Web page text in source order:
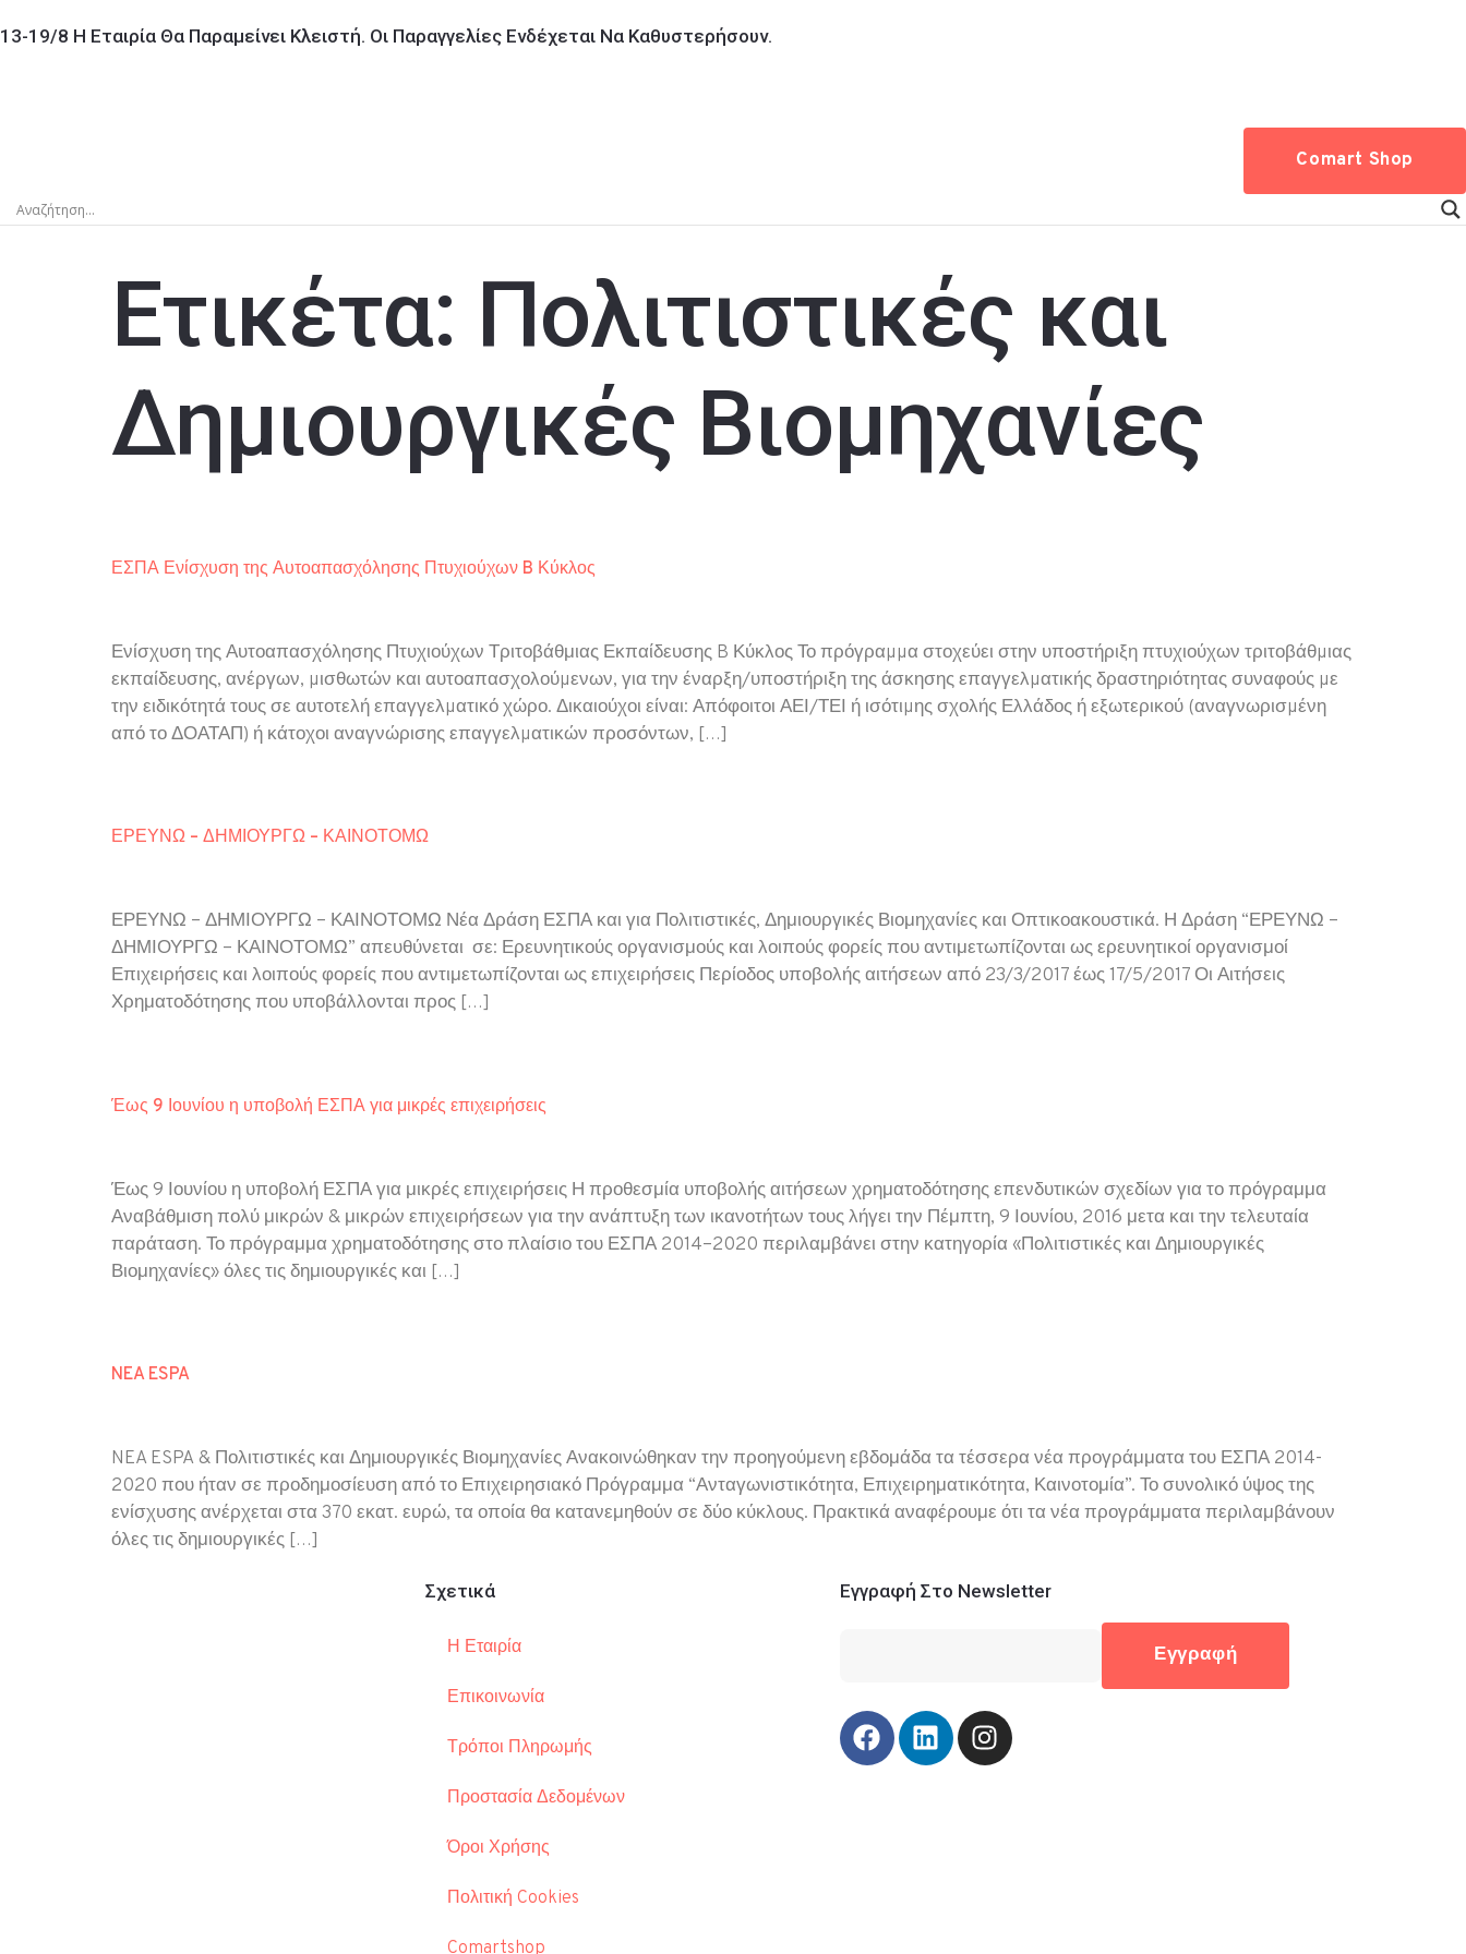
13-19/8 Η Εταιρία Θα Παραμείνει Κλειστή. Οι Παραγγελίες Ενδέχεται Να Καθυστερήσουν.
Comart Shop
Ετικέτα: Πολιτιστικές και
Δημιουργικές Βιομηχανίες
ΕΣΠΑ Ενίσχυση της Αυτοαπασχόλησης Πτυχιούχων B Κύκλος
Ενίσχυση της Αυτοαπασχόλησης Πτυχιούχων Τριτοβάθμιας Εκπαίδευσης B Κύκλος Το πρόγραµµα στοχεύει στην υποστήριξη πτυχιούχων τριτοβάθµιας
εκπαίδευσης, ανέργων, µισθωτών και αυτοαπασχολούµενων, για την έναρξη/υποστήριξη της άσκησης επαγγελµατικής δραστηριότητας συναφούς µε
την ειδικότητά τους σε αυτοτελή επαγγελµατικό χώρο. Δικαιούχοι είναι: Απόφοιτοι ΑΕΙ/ΤΕΙ ή ισότιµης σχολής Ελλάδος ή εξωτερικού (αναγνωρισµένη
από το ΔΟΑΤΑΠ) ή κάτοχοι αναγνώρισης επαγγελµατικών προσόντων, […]
ΕΡΕΥΝΩ – ΔΗΜΙΟΥΡΓΩ – ΚΑΙΝΟΤΟΜΩ
ΕΡΕΥΝΩ – ΔΗΜΙΟΥΡΓΩ – ΚΑΙΝΟΤΟΜΩ Νέα Δράση ΕΣΠΑ και για Πολιτιστικές, Δημιουργικές Βιομηχανίες και Οπτικοακουστικά. Η Δράση “ΕΡΕΥΝΩ –
ΔΗΜΙΟΥΡΓΩ – ΚΑΙΝΟΤΟΜΩ” απευθύνεται σε: Ερευνητικούς οργανισμούς και λοιπούς φορείς που αντιμετωπίζονται ως ερευνητικοί οργανισμοί
Επιχειρήσεις και λοιπούς φορείς που αντιμετωπίζονται ως επιχειρήσεις Περίοδος υποβολής αιτήσεων από 23/3/2017 έως 17/5/2017 Οι Αιτήσεις
Χρηματοδότησης που υποβάλλονται προς […]
Έως 9 Ιουνίου η υποβολή ΕΣΠΑ για μικρές επιχειρήσεις
Έως 9 Ιουνίου η υποβολή ΕΣΠΑ για μικρές επιχειρήσεις Η προθεσμία υποβολής αιτήσεων χρηματοδότησης επενδυτικών σχεδίων για το πρόγραμμα
Αναβάθμιση πολύ μικρών & μικρών επιχειρήσεων για την ανάπτυξη των ικανοτήτων τους λήγει την Πέμπτη, 9 Ιουνίου, 2016 μετα και την τελευταία
παράταση. Το πρόγραμμα χρηματοδότησης στο πλαίσιο του ΕΣΠΑ 2014–2020 περιλαμβάνει στην κατηγορία «Πολιτιστικές και Δημιουργικές
Βιομηχανίες» όλες τις δημιουργικές και […]
NEA ESPA
NEA ESPA & Πολιτιστικές και Δημιουργικές Βιομηχανίες Ανακοινώθηκαν την προηγούμενη εβδομάδα τα τέσσερα νέα προγράμματα του ΕΣΠΑ 2014-
2020 που ήταν σε προδημοσίευση από το Επιχειρησιακό Πρόγραμμα “Ανταγωνιστικότητα, Επιχειρηματικότητα, Καινοτομία”. Το συνολικό ύψος της
ενίσχυσης ανέρχεται στα 370 εκατ. ευρώ, τα οποία θα κατανεμηθούν σε δύο κύκλους. Πρακτικά αναφέρουμε ότι τα νέα προγράμματα περιλαμβάνουν
όλες τις δημιουργικές […]
Σχετικά
Η Εταιρία
Επικοινωνία
Τρόποι Πληρωμής
Προστασία Δεδομένων
Όροι Χρήσης
Πολιτική Cookies
Comartshop
Εγγραφή Στο Newsletter
Εγγραφή